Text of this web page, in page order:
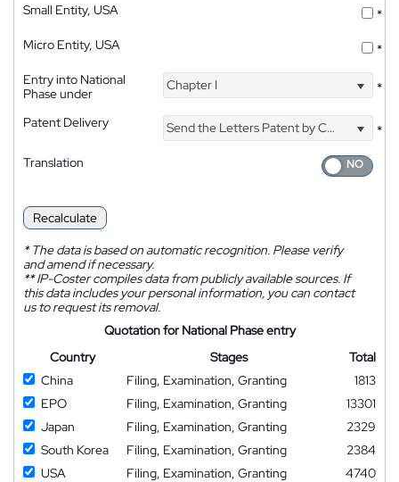
Small Entity, USA
*
Micro Entity, USA
*
Entry into National
Phase under
Chapter I *
Patent Delivery Send the Letters Patent by Courier
*
Translation
Recalculate
*The data is based on automatic recognition. Please verify
and amend if necessary.
**IP-Coster compiles data from publicly available sources. If
this data includes your personal information, you can contact
us to request its removal.
Quotation for National Phase entry
Country
Stages
Total
China
Filing, Examination, Granting
1813
EPO
Filing, Examination, Granting
13301
Japan
Filing, Examination, Granting
2329
South Korea
Filing, Examination, Granting
2384
USA
Filing, Examination, Granting 4740